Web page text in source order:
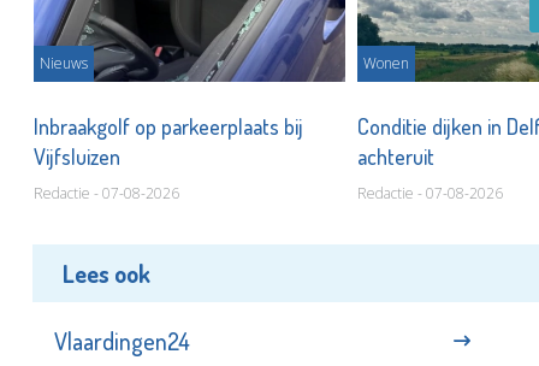
Nieuws
Inbraakgolf op parkeerplaats bij
Vijfsluizen
Redactie - 07-08-2026
Wonen
Conditie dijken in
achteruit
Redactie - 07-08-2026
Lees ook
Vlaardingen24